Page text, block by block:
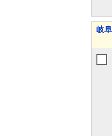
岐